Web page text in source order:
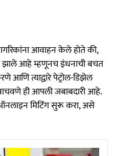
आवाहन केले होते की,
झाले आहे म्हणूनच इंधनाची बचत
त्याद्वारे पेट्रोल-डिझेल
ही आपली जबाबदारी आहे.
मिटिंग सुरू करा, असे